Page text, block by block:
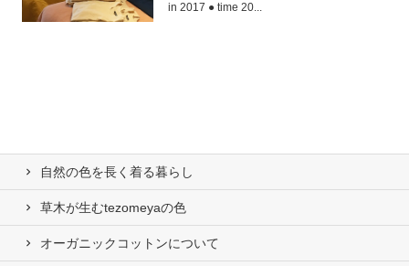
in 2017 ● time 20...
自然の⾊を⻑く着る暮らし
草木が生むtezomeyaの⾊
オーガニックコットンについて